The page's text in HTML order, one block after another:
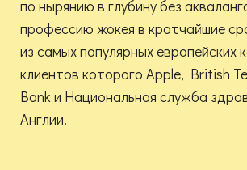
по нырянию в глубину без
профессию жокея в кратчайшие
из самых популярных европейских
клиентов которого Apple, British
Bank и Национальная служба
Англии.